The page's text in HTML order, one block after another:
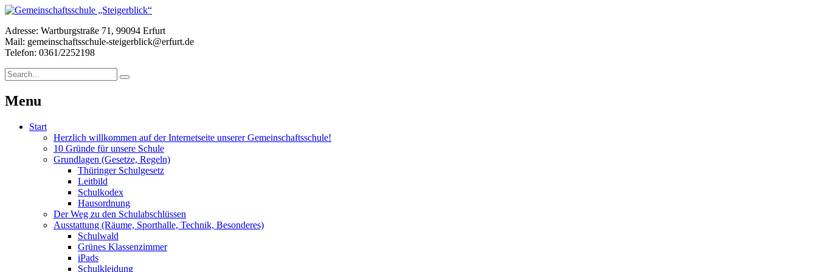
Adresse: Wartburgstraße 71, 99094 Erfurt
Mail: gemeinschaftsschule-steigerblick@erfurt.de
Telefon: 0361/2252198
Menu
Start
Herzlich willkommen auf der Internetseite unserer Gemeinschaftsschule!
10 Gründe für unsere Schule
Grundlagen (Gesetze, Regeln)
Thüringer Schulgesetz
Leitbild
Schulkodex
Hausordnung
Der Weg zu den Schulabschlüssen
Ausstattung (Räume, Sporthalle, Technik, Besonderes)
Schulwald
Grünes Klassenzimmer
iPads
Schulkleidung